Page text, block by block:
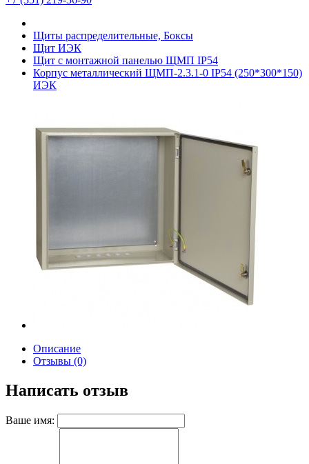
Щиты распределительные, Боксы
Щит ИЭК
Щит с монтажной панелью ЩМП IP54
Корпус металлический ЩМП-2.3.1-0 IP54 (250*300*150)
ИЭК
Описание
Отзывы (0)
Написать отзыв
Ваше имя: